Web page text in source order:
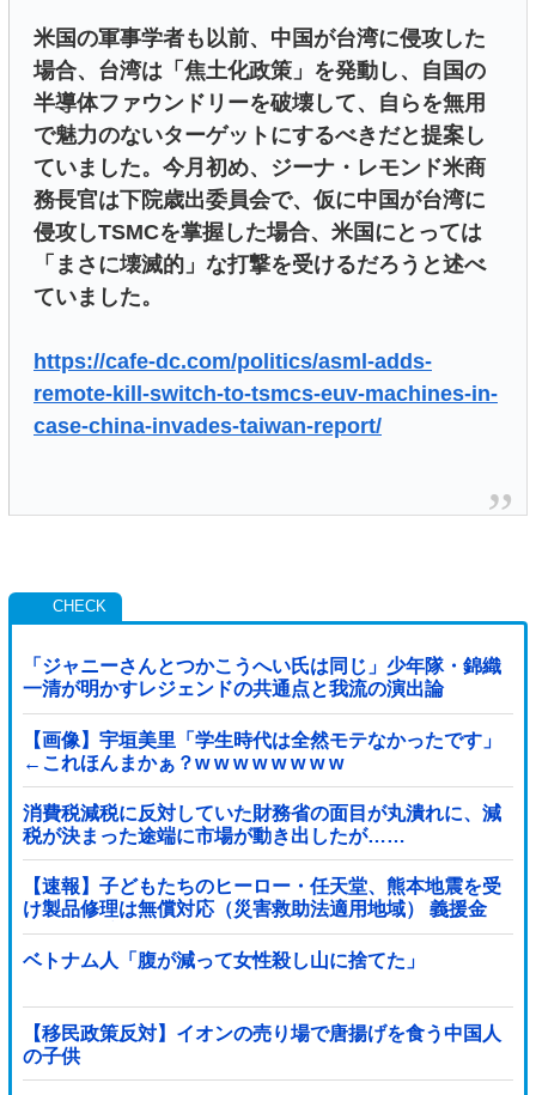
米国の軍事学者も以前、中国が台湾に侵攻した
場合、台湾は「焦土化政策」を発動し、自国の
半導体ファウンドリーを破壊して、自らを無用
で魅力のないターゲットにするべきだと提案し
ていました。今月初め、ジーナ・レモンド米商
務長官は下院歳出委員会で、仮に中国が台湾に
侵攻しTSMCを掌握した場合、米国にとっては
「まさに壊滅的」な打撃を受けるだろうと述べ
ていました。
https://cafe-dc.com/politics/asml-adds-
remote-kill-switch-to-tsmcs-euv-machines-in-
case-china-invades-taiwan-report/
「ジャニーさんとつかこうへい氏は同じ」少年隊・錦織
一清が明かすレジェンドの共通点と我流の演出論
【画像】宇垣美里「学生時代は全然モテなかったです」
←これほんまかぁ？w w w w w w w w
消費税減税に反対していた財務省の面目が丸潰れに、減
税が決まった途端に市場が動き出したが……
【速報】子どもたちのヒーロー・任天堂、熊本地震を受
け製品修理は無償対応（災害救助法適用地域） 義援金
5000万円寄付
ベトナム人「腹が減って女性殺し山に捨てた」
【移民政策反対】イオンの売り場で唐揚げを食う中国人
の子供